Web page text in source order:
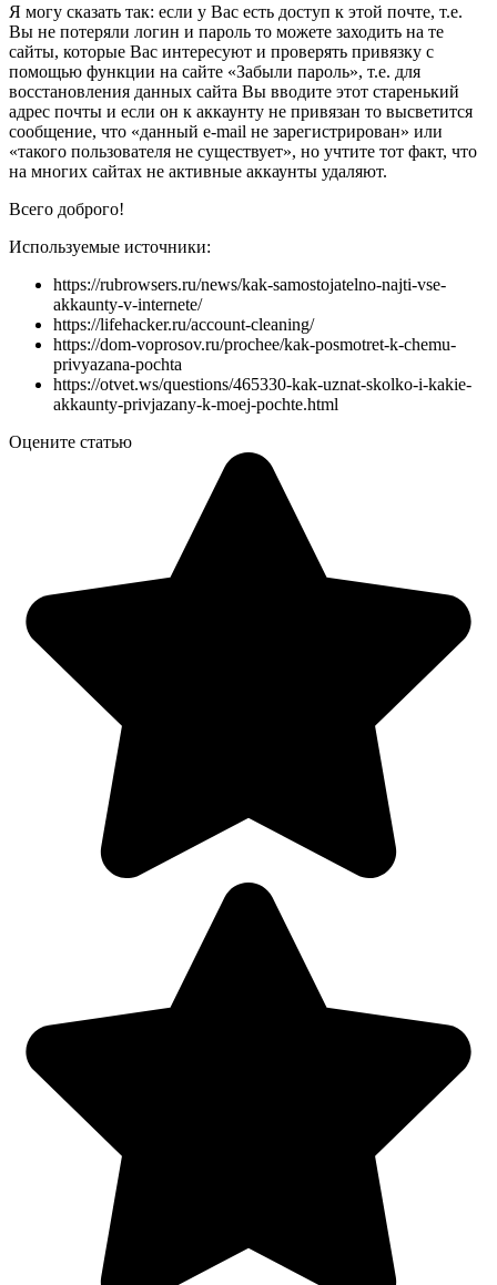
Я могу сказать так: если у Вас есть доступ к этой почте, т.е.
Вы не потеряли логин и пароль то можете заходить на те
сайты, которые Вас интересуют и проверять привязку с
помощью функции на сайте «Забыли пароль», т.е. для
восстановления данных сайта Вы вводите этот старенький
адрес почты и если он к аккаунту не привязан то высветится
сообщение, что «данный e-mail не зарегистрирован» или
«такого пользователя не существует», но учтите тот факт, что
на многих сайтах не активные аккаунты удаляют.
Всего доброго!
Используемые источники:
https://rubrowsers.ru/news/kak-samostojatelno-najti-vse-
akkaunty-v-internete/
https://lifehacker.ru/account-cleaning/
https://dom-voprosov.ru/prochee/kak-posmotret-k-chemu-
privyazana-pochta
https://otvet.ws/questions/465330-kak-uznat-skolko-i-kakie-
akkaunty-privjazany-k-moej-pochte.html
Оцените статью